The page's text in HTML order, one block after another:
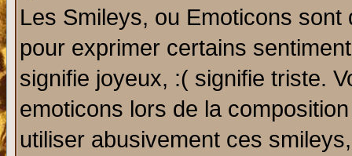
Les Smileys, ou Emoticons
pour exprimer certains
signifie joyeux, :( signifie triste.
emoticons lors de la
utiliser abusivement ces